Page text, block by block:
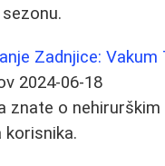
Zadnjice:
2024-06-18
znate o
korisnika.